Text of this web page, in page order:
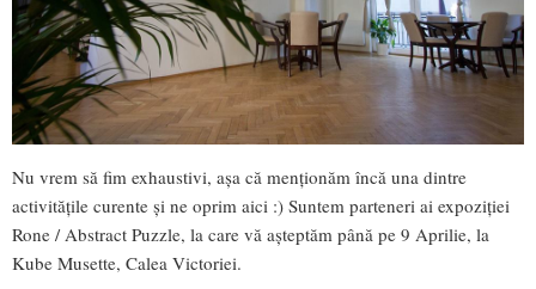
Nu vrem să fim exhaustivi, așa că menționăm încă una dintre
activitățile curente și ne oprim aici :) Suntem parteneri ai expoziției
Rone / Abstract Puzzle, la care vă așteptăm până pe 9 Aprilie, la
Kube Musette, Calea Victoriei.